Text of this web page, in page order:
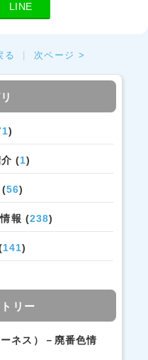
LINE
る 次ページ >
)
介 (1)
(56)
報 (238)
141)
リー
ネス）－廃番色情